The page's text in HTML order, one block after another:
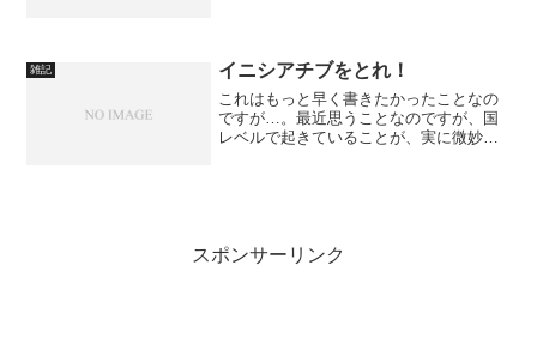
行われた日と...
雑記 イニシアチブをとれ！
これはもっと早く書きたかったことなの
ですが…。最近思うことなのですが、国
レベルで起きていることが、実に微妙な
スポンサーリンク